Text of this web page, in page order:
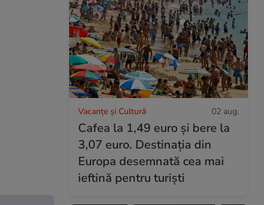
Vacanțe și Cultură 02 aug.
Cafea la 1,49 euro și bere la
3,07 euro. Destinația din
Europa desemnată cea mai
ieftină pentru turiști